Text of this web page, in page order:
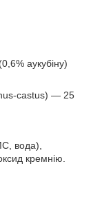
аукубіну)
castus) — 25
вода),
кремнію.